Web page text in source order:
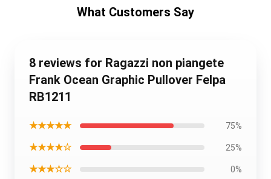
What Customers Say
8 reviews for Ragazzi non piangete
Frank Ocean Graphic Pullover Felpa
RB1211
★★★★★ 75%
★★★★☆ 25%
★★★☆☆ 0%